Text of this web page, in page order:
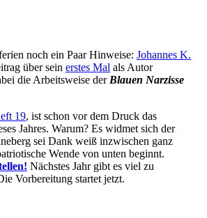
noch ein Paar Hinweise: Johannes K.
über sein erstes Mal als Autor
die Arbeitsweise der Blauen Narzisse
19, ist schon vor dem Druck das
Jahres. Warum? Es widmet sich der
sei Dank weiß inzwischen ganz
Wende von unten beginnt.
Nächstes Jahr gibt es viel zu
Vorbereitung startet jetzt.